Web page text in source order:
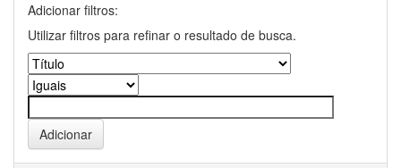
Adicionar filtros:
Utilizar filtros para refinar o resultado de busca.